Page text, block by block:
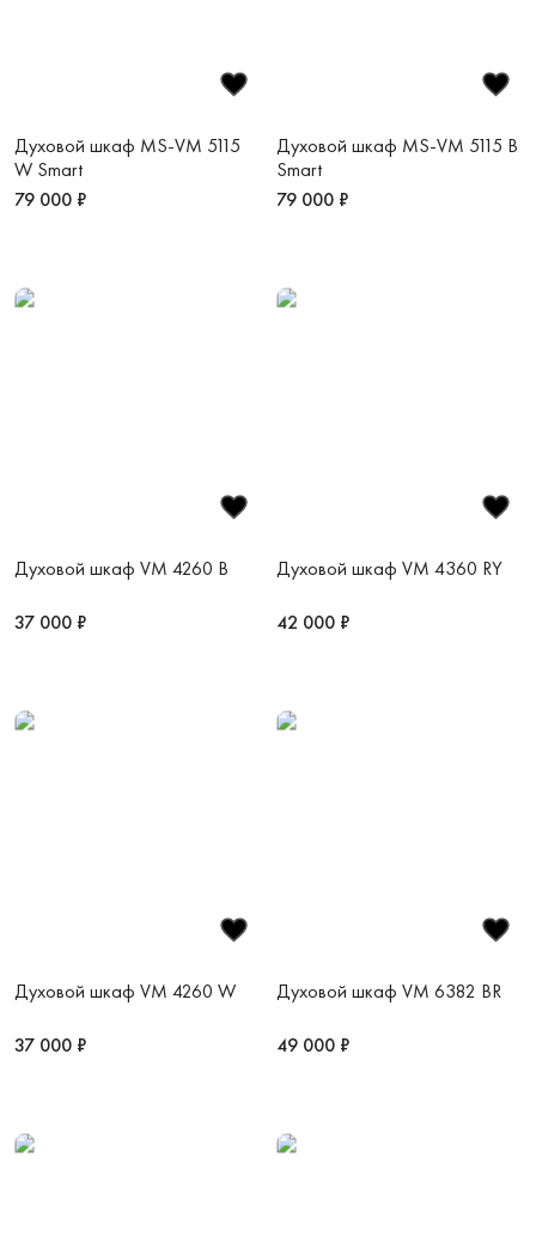
Духовой шкаф MS-VM 5115
W Smart
79 000 ₽
Духовой шкаф MS-VM 5115 B
Smart
79 000 ₽
Духовой шкаф VM 4260 B
37 000 ₽
Духовой шкаф VM 4360 RY
42 000 ₽
Духовой шкаф VM 4260 W
37 000 ₽
Духовой шкаф VM 6382 BR
49 000 ₽